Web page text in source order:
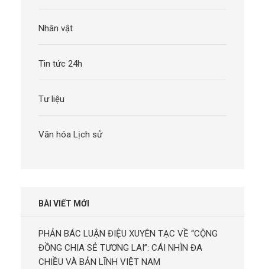
Nhân vật
Tin tức 24h
Tư liệu
Văn hóa Lịch sử
BÀI VIẾT MỚI
PHẢN BÁC LUẬN ĐIỆU XUYÊN TẠC VỀ “CỘNG
ĐỒNG CHIA SẺ TƯƠNG LAI”: CÁI NHÌN ĐA
CHIỀU VÀ BẢN LĨNH VIỆT NAM